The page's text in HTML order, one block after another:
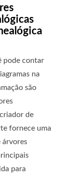
pode contar
na
são
de
fornece uma
árvores
para